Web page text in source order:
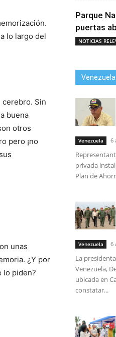
lo largo del
cerebro. Sin
buena
otros
pero ¡no
unas
¿Y por
lo piden?
Parque
puertas
NOTICIAS
Venezuela
Venezuela 6
privada
Plan de
Venezuela 6
La
Venezuela,
ubicada en
constatar...